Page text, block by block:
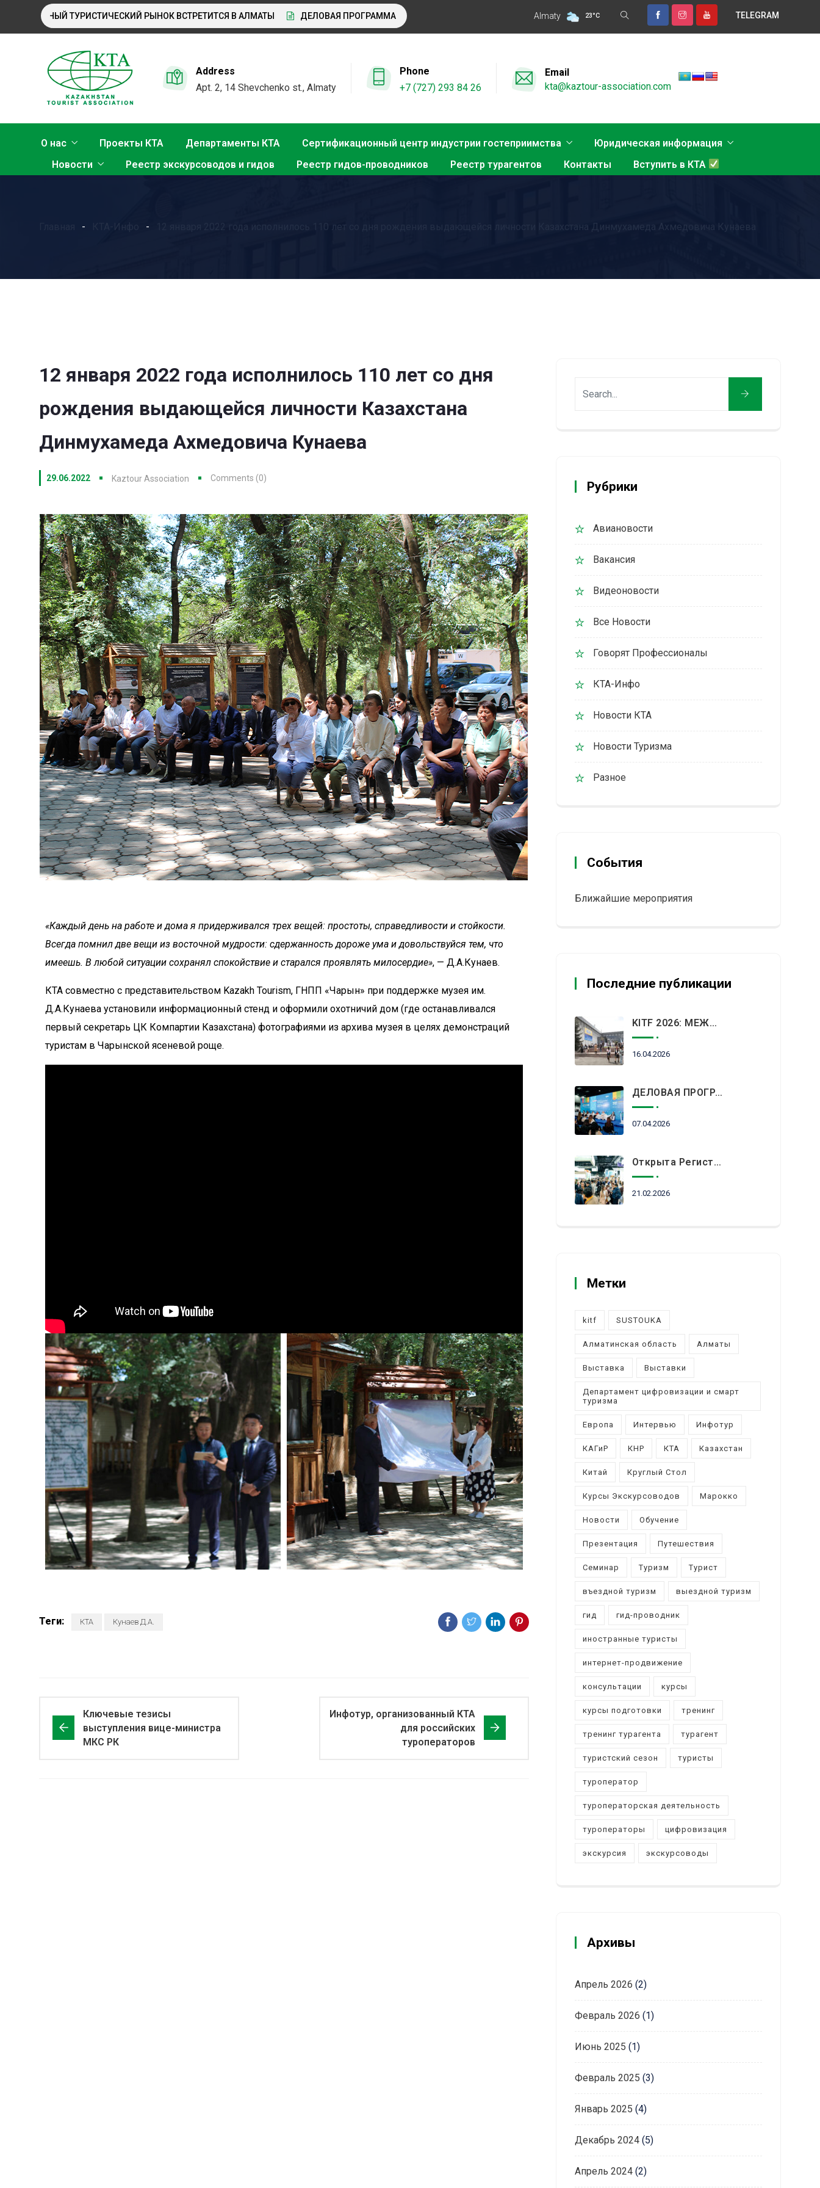
ТУРИСТИЧЕСКИЙ РЫНОК ВСТРЕТИТСЯ В АЛМАТЫ ДЕЛОВАЯ ПРОГРАММА KITF 2026: ВАЖНЕЙШИЕ АСПЕКТЫ РЫНКА ТУРИЗМА В НОВОЙ РЕАЛЬНОСТИ ОБСУДЯТ В АЛМАТЫ
Almaty 23°C TELEGRAM
Address
Apt. 2, 14 Shevchenko st., Almaty
Phone
+7 (727) 293 84 26
Email
kta@kaztour-association.com
О нас Проекты КТА Департаменты КТА Сертификационный центр индустрии гостеприимства
Юридическая информация
Новости
Реестр экскурсоводов и гидов Реестр гидов-проводников Реестр турагентов Контакты Вступить в КТА
12 января 2022 года исполнилось 110 лет со дня рождения выдающейся личности Казахстана Динмухамеда Ахмедовича Кунаева
12 января 2022 года исполнилось 110 лет со дня
рождения выдающейся личности Казахстана
Динмухамеда Ахмедовича Кунаева
29.06.2022 Kaztour Association Comments (0)
«Каждый день на работе и дома я придерживался трех вещей: простоты, справедливости и стойкости.
Всегда помнил две вещи из восточной мудрости: сдержанность дороже ума и довольствуйся тем, что
имеешь. В любой ситуации сохранял спокойствие и старался проявлять милосердие», — Д.А.Кунаев.
КТА совместно с представительством Kazakh Tourism, ГНПП «Чарын» при поддержке музея им.
Д.А.Кунаева установили информационный стенд и оформили охотничий дом (где останавливался
первый секретарь ЦК Компартии Казахстана) фотографиями из архива музея в целях демонстраций
туристам в Чарынской ясеневой роще.
Теги: КТА Кунаев Д.А.
Ключевые тезисы
выступления вице-министра
МКС РК
Инфотур, организованный КТА
для российских
туроператоров
Рубрики
Авиановости
Вакансия
Видеоновости
Все Новости
Говорят Профессионалы
КТА-Инфо
Новости КТА
Новости Туризма
Разное
События
Ближайшие мероприятия
Последние публикации
KITF 2026: МЕЖДУНАРОДНЫЙ ТУРИСТИЧЕСКИЙ РЫНОК ВСТРЕТИТСЯ В АЛМАТЫ
16.04.2026
ДЕЛОВАЯ ПРОГРАММА KITF 2026: ВАЖНЕЙШИЕ АСПЕКТЫ РЫНКА ТУРИЗМА В НОВОЙ РЕАЛЬНОСТИ ОБСУДЯТ В АЛМАТЫ
07.04.2026
Открыта Регистрация Посетителей На KITF 2026 — Ключевое Событие Туристической Отрасли Центральной Азии
21.02.2026
Метки
kitf SUSTOUKA
Алматинская область Алматы
Выставка Выставки
Департамент цифровизации и смарт
туризма
Европа Интервью Инфотур
КАГиР КНР КТА Казахстан
Китай Круглый Стол
Курсы Экскурсоводов Марокко
Новости Обучение
Презентация Путешествия
Семинар Туризм Турист
въездной туризм выездной туризм
гид гид-проводник
иностранные туристы
интернет-продвижение
консультации курсы
курсы подготовки тренинг
тренинг турагента турагент
туристский сезон туристы
туроператор
туроператорская деятельность
туроператоры цифровизация
экскурсия экскурсоводы
Архивы
Апрель 2026 (2)
Февраль 2026 (1)
Июнь 2025 (1)
Февраль 2025 (3)
Январь 2025 (4)
Декабрь 2024(5)
Апрель 2024(2)